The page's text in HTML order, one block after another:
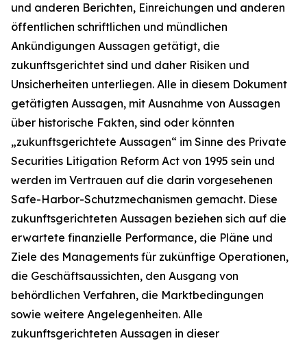
und anderen Berichten, Einreichungen und anderen
öffentlichen schriftlichen und mündlichen
Ankündigungen Aussagen getätigt, die
zukunftsgerichtet sind und daher Risiken und
Unsicherheiten unterliegen. Alle in diesem Dokument
getätigten Aussagen, mit Ausnahme von Aussagen
über historische Fakten, sind oder könnten
„zukunftsgerichtete Aussagen“ im Sinne des Private
Securities Litigation Reform Act von 1995 sein und
werden im Vertrauen auf die darin vorgesehenen
Safe-Harbor-Schutzmechanismen gemacht. Diese
zukunftsgerichteten Aussagen beziehen sich auf die
erwartete finanzielle Performance, die Pläne und
Ziele des Managements für zukünftige Operationen,
die Geschäftsaussichten, den Ausgang von
behördlichen Verfahren, die Marktbedingungen
sowie weitere Angelegenheiten. Alle
zukunftsgerichteten Aussagen in dieser